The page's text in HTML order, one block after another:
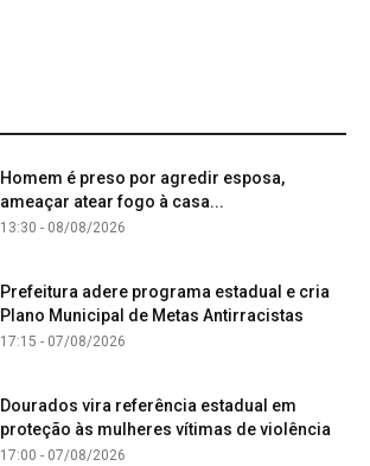
Homem é preso por agredir esposa,
ameaçar atear fogo à casa...
13:30 - 08/08/2026
Prefeitura adere programa estadual e cria
Plano Municipal de Metas Antirracistas
17:15 - 07/08/2026
Dourados vira referência estadual em
proteção às mulheres vítimas de violência
17:00 - 07/08/2026